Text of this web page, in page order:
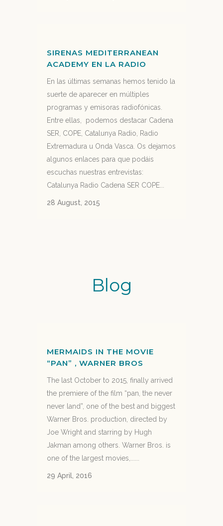
SIRENAS MEDITERRANEAN
ACADEMY EN LA RADIO
En las últimas semanas hemos tenido la
suerte de aparecer en múltiples
programas y emisoras radiofónicas.
Entre ellas, podemos destacar Cadena
SER, COPE, Catalunya Radio, Radio
Extremadura u Onda Vasca. Os dejamos
algunos enlaces para que podáis
escuchas nuestras entrevistas:
Catalunya Radio Cadena SER COPE...
28 August, 2015
Blog
MERMAIDS IN THE MOVIE
“PAN” , WARNER BROS
The last October to 2015, finally arrived
the premiere of the film “pan, the never
never land”, one of the best and biggest
Warner Bros. production, directed by
Joe Wright and starring by Hugh
Jakman among others. Warner Bros. is
one of the largest movies,......
29 April, 2016